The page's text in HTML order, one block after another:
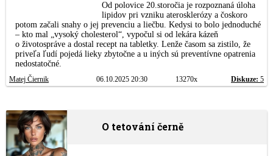
Od polovice 20.storočia je rozpoznaná úloha
lipidov pri vzniku aterosklerózy a čoskoro
potom začali snahy o jej prevenciu a liečbu. Kedysi to bolo jednoduché
– kto mal „vysoký cholesterol“, vypočul si od lekára kázeň
o životospráve a dostal recept na tabletky. Lenže časom sa zistilo, že
priveľa ľudí pojedá lieky zbytočne a u iných sú preventívne opatrenia
nedostatočné.
Matej Čiernik 06.10.2025 20:30 13270x Diskuze: 5
O tetování černě